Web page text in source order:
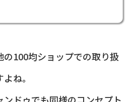
100均ショップでの取り扱
ね。